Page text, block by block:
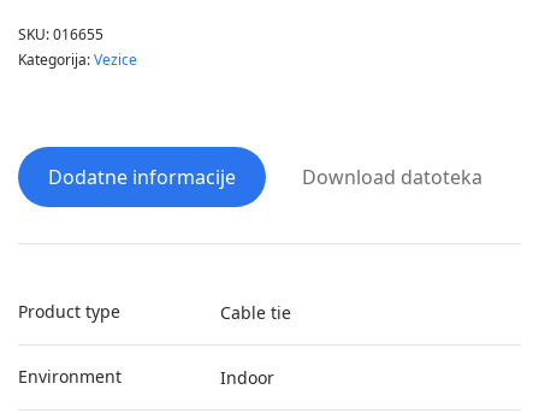
SKU:016655
Kategorija:Vezice
Dodatne informacije Download datoteka
Product type Cable tie
Environment Indoor